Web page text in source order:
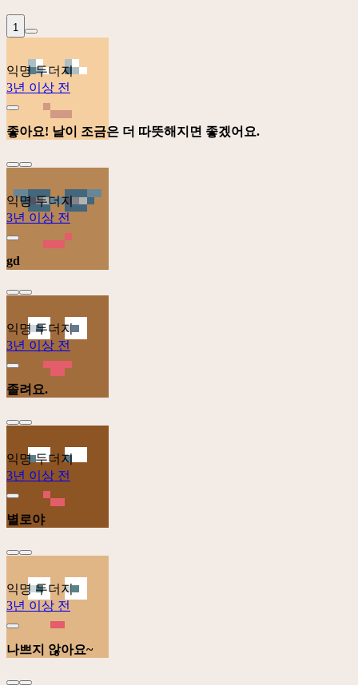
1
익명 두더지
3년 이상 전
좋아요! 날이 조금은 더 따뜻해지면 좋겠어요.
익명 두더지
3년 이상 전
gd
익명 두더지
3년 이상 전
졸려요.
익명 두더지
3년 이상 전
별로야
익명 두더지
3년 이상 전
나쁘지 않아요~